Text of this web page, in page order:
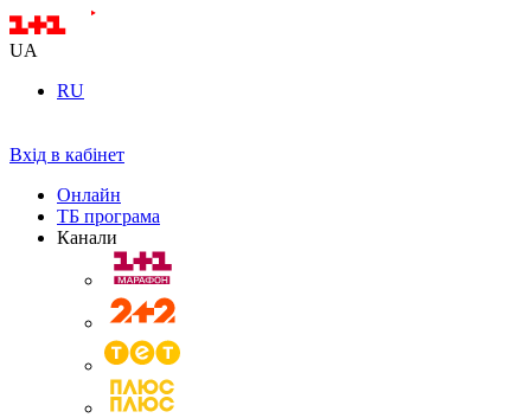
UA
RU
Вхід в кабінет
Онлайн
ТБ програма
Канали